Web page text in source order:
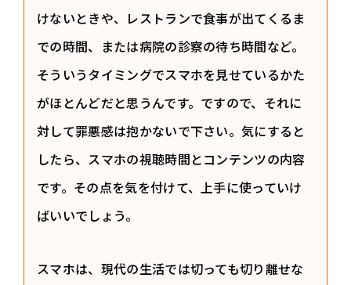
けないときや、レストランで食事が出てくるま
での時間、または病院の診察の待ち時間など。
そういうタイミングでスマホを見せているかた
がほとんどだと思うんです。ですので、それに
対して罪悪感は抱かないで下さい。気にすると
したら、スマホの視聴時間とコンテンツの内容
です。その点を気を付けて、上手に使っていけ
ばいいでしょう。
スマホは、現代の生活では切っても切り離せな